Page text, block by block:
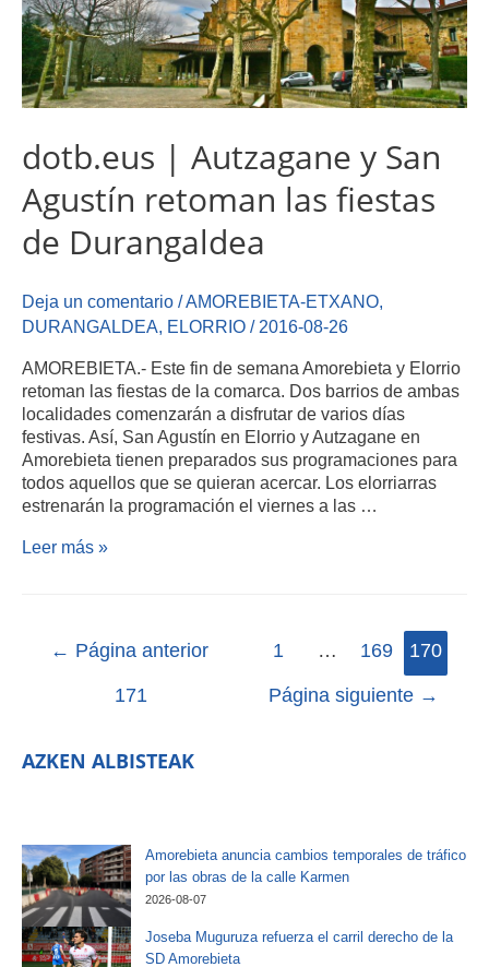
dotb.eus | Autzagane y San
Agustín retoman las fiestas
de Durangaldea
Deja un comentario /AMOREBIETA-ETXANO,
DURANGALDEA, ELORRIO / 2016-08-26
AMOREBIETA.- Este fin de semana Amorebieta y Elorrio
retoman las fiestas de la comarca. Dos barrios de ambas
localidades comenzarán a disfrutar de varios días
festivas. Así, San Agustín en Elorrio y Autzagane en
Amorebieta tienen preparados sus programaciones para
todos aquellos que se quieran acercar. Los elorriarras
estrenarán la programación el viernes a las …
Leer más »
← Página anterior 1 … 169 170
171 Página siguiente →
AZKEN ALBISTEAK
Amorebieta anuncia cambios temporales de tráfico
por las obras de la calle Karmen
2026-08-07
Joseba Muguruza refuerza el carril derecho de la
SD Amorebieta